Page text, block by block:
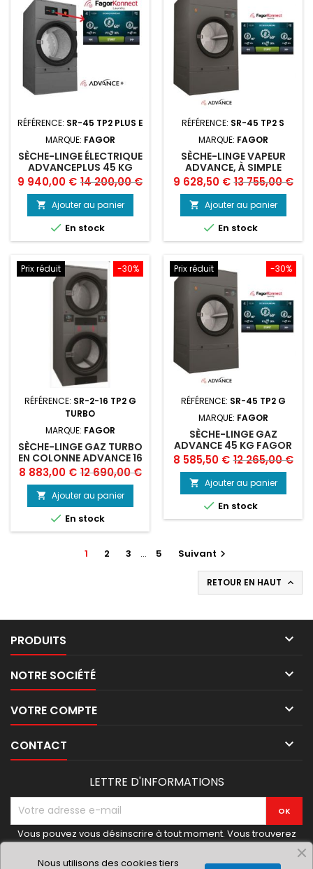
RÉFÉRENCE: SR-45 TP2 PLUS E
MARQUE: FAGOR
SÈCHE-LINGE ÉLECTRIQUE
ADVANCEPLUS 45 KG
FAGOR
Prix
9 940,00 € Prix
de
base
14 200,00 €
 Ajouter au panier
 En stock
RÉFÉRENCE: SR-45 TP2 S
MARQUE: FAGOR
SÈCHE-LINGE VAPEUR
ADVANCE, À SIMPLE
TAMBOUR, 45 KG -
FAGOR
Prix
9 628,50 € Prix
de
base
13 755,00 €
 Ajouter au panier
 En stock
-30%
Prix réduit
RÉFÉRENCE: SR-2-16 TP2 G
TURBO
MARQUE: FAGOR
SÈCHE-LINGE GAZ TURBO
EN COLONNE ADVANCE 16
KG FAGOR
Prix
8 883,00 € Prix
de
base
12 690,00 €
 Ajouter au panier
 En stock
-30%
Prix réduit
RÉFÉRENCE: SR-45 TP2 G
MARQUE: FAGOR
SÈCHE-LINGE GAZ
ADVANCE 45 KG FAGOR
Prix
8 585,50 € Prix
de
base
12 265,00 €
 Ajouter au panier
 En stock
1 2 3 … 5 Suivant 
RETOUR EN HAUT 
PRODUITS 
NOTRE SOCIÉTÉ 
VOTRE COMPTE 
CONTACT 
LETTRE D'INFORMATIONS
Vous pouvez vous désinscrire à tout moment. Vous trouverez
pour cela nos informations de contact dans les conditions
d'utilisation du site.
Nous utilisons des cookies tiers